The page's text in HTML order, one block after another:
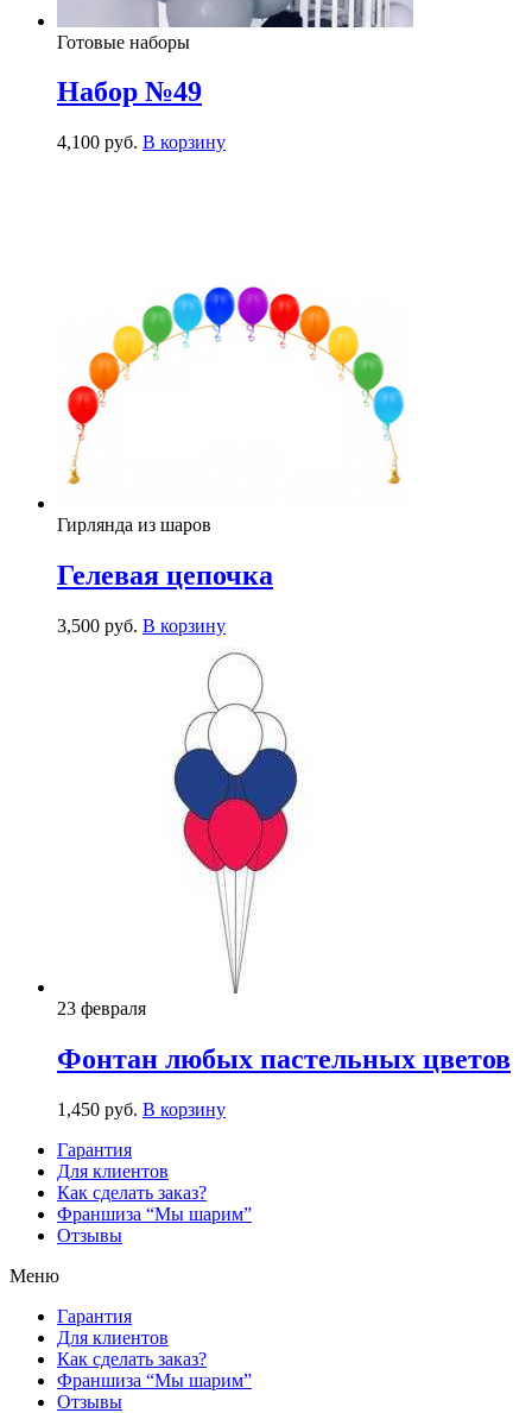
Готовые наборы
Набор №49
4,100 руб. В корзину
Гирлянда из шаров
Гелевая цепочка
3,500 руб. В корзину
23 февраля
Фонтан любых пастельных цветов
1,450 руб. В корзину
Гарантия
Для клиентов
Как сделать заказ?
Франшиза “Мы шарим”
Отзывы
Меню
Гарантия
Для клиентов
Как сделать заказ?
Франшиза “Мы шарим”
Отзывы